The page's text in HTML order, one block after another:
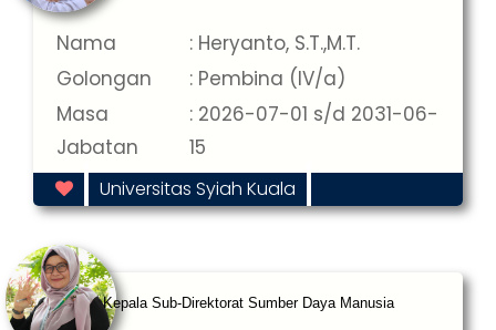
Nama
: Heryanto, S.T.,M.T.
Golongan
: Pembina (IV/a)
Masa
Jabatan
: 2026-07-01 s/d 2031-06-
15
Universitas Syiah Kuala
Kepala Sub-Direktorat Sumber Daya Manusia